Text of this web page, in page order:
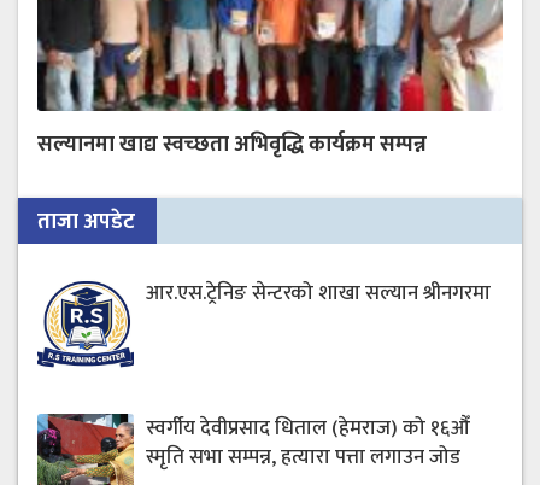
सल्यानमा खाद्य स्वच्छता अभिवृद्धि कार्यक्रम सम्पन्न
ताजा अपडेट
आर.एस.ट्रेनिङ सेन्टरको शाखा सल्यान श्रीनगरमा
स्वर्गीय देवीप्रसाद धिताल (हेमराज) को १६औँ
स्मृति सभा सम्पन्न, हत्यारा पत्ता लगाउन जोड